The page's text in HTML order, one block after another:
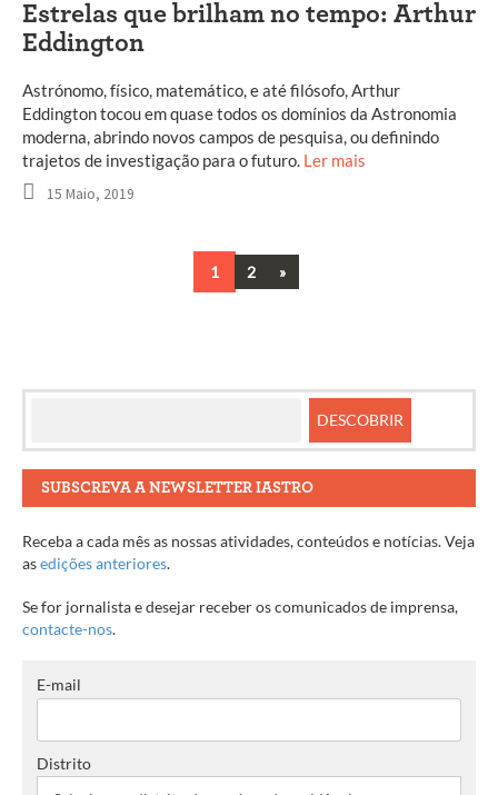
Estrelas que brilham no tempo: Arthur
Eddington
Astrónomo, físico, matemático, e até filósofo, Arthur
Eddington tocou em quase todos os domínios da Astronomia
moderna, abrindo novos campos de pesquisa, ou definindo
trajetos de investigação para o futuro. Ler mais
15 Maio, 2019
Navegação
artigos
1 2 Next
»
SUBSCREVA A NEWSLETTER IASTRO
Receba a cada mês as nossas atividades, conteúdos e notícias. Veja
asedições anteriores.
Se for jornalista e desejar receber os comunicados de imprensa,
contacte-nos.
E-mail
Distrito